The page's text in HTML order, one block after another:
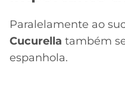
Paralelamente ao
Cucurella também
espanhola.